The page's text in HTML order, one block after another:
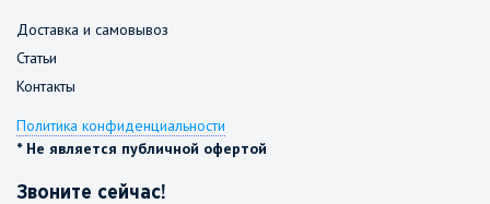
Доставка и самовывоз
Статьи
Контакты
Политика конфиденциальности
* Не является публичной офертой
Звоните сейчас!